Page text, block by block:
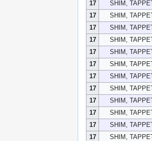
17 SHIM,
17
SHIM,
17
SHIM,
17
SHIM,
17
SHIM,
17
SHIM,
17
SHIM,
17
SHIM,
17
SHIM,
17
SHIM,
17
SHIM,
17
SHIM,